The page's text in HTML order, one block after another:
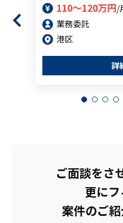
110～120万円/
業務委託
港区
詳
ご面談をさ
更に
案件のご紹